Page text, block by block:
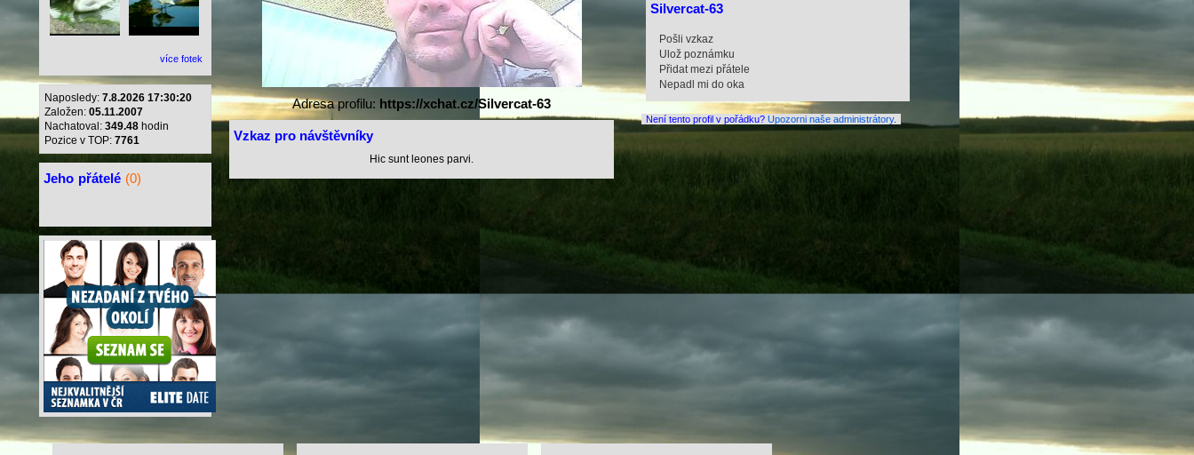
více fotek
Naposledy: 7.8.2026 17:30:20
Založen: 05.11.2007
Nachatoval: 349.48 hodin
Pozice v TOP: 7761
Jeho přátelé (0)
Adresa profilu: https://xchat.cz/Silvercat-63
Vzkaz pro návštěvníky
Hic sunt leones parvi.
Silvercat-63
Pošli vzkaz
Ulož poznámku
Přidat mezi přátele
Nepadl mi do oka
Není tento profil v pořádku? Upozorni naše administrátory.